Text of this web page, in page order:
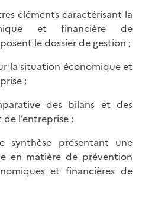
éléments caractérisant la
et financière de
le dossier de gestion ;
la situation économique et
;
des bilans et des
l’entreprise ;
présentant une
en matière de prévention
et financières de